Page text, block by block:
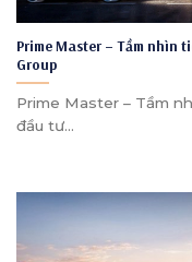
Prime Master – Tầm nhìn
Group
Prime Master – Tầm
đầu tư...